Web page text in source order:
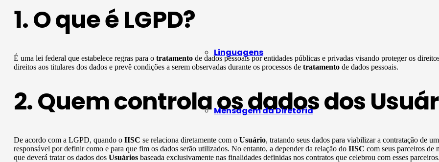
Linguagens
Mensagem da Diretoria
1. O que é LGPD?
É uma lei federal que estabelece regras para o tratamento de dados pessoais por entidades públicas e privadas visando proteger os
direitos aos titulares dos dados e prevê condições a serem observadas durante os processos de tratamento de dados pessoais.
2. Quem controla os dados dos
De acordo com a LGPD, quando o IISC se relaciona diretamente com o Usuário, tratando seus dados para viabilizar a contratação de
responsável por definir como e para que fim os dados serão utilizados. No entanto, a depender da relação do IISC com seus parceiros de
que deverá tratar os dados dos Usuários baseada exclusivamente nas finalidades definidas nos contratos que celebrou com esses parceiros.